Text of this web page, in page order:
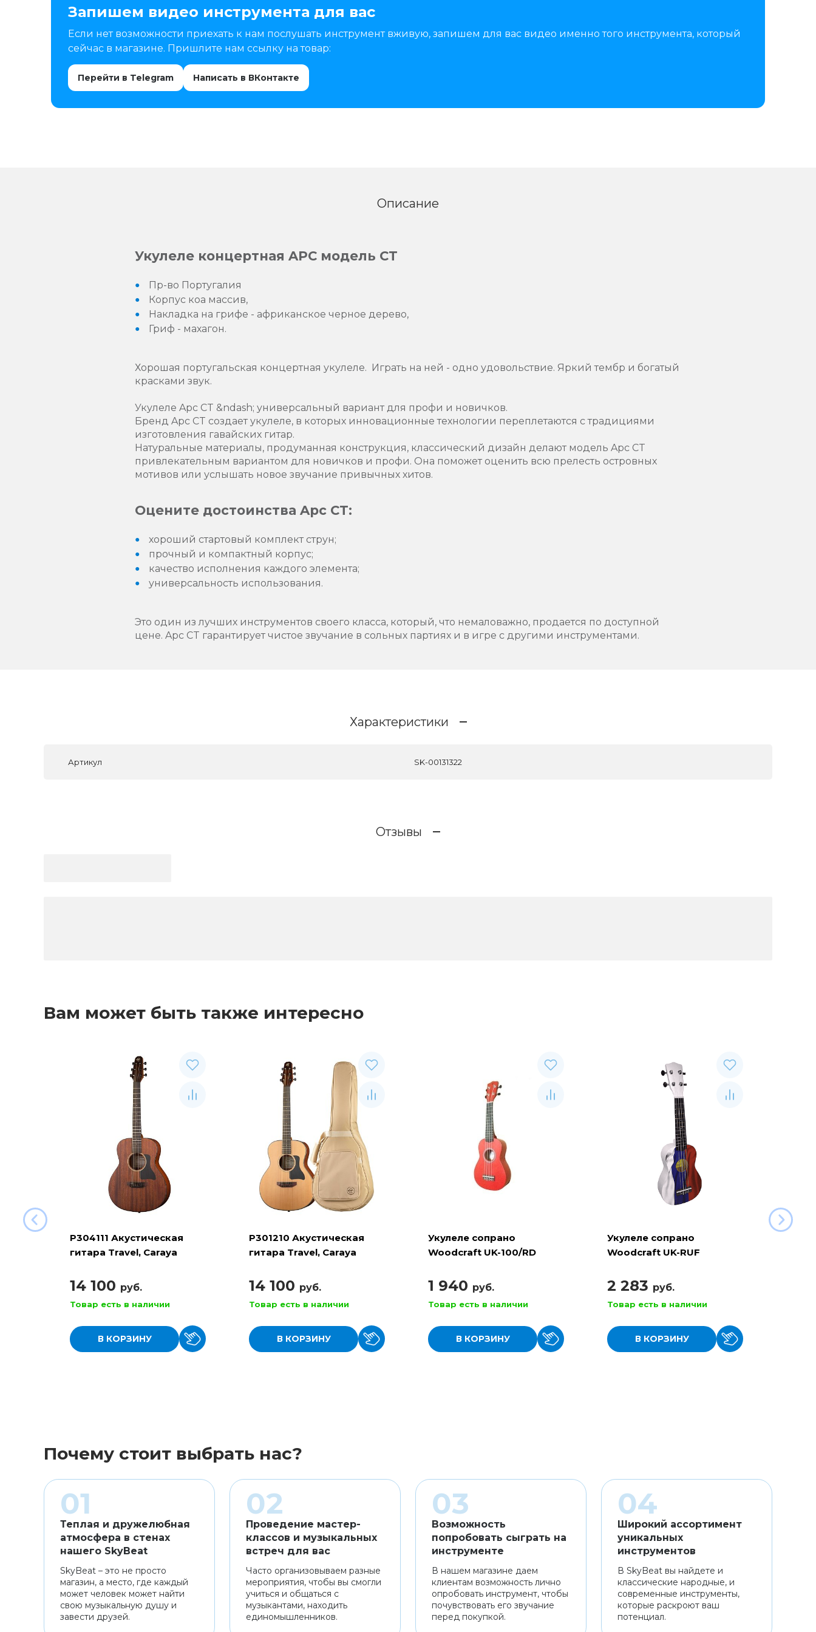
Запишем видео инструмента для вас
Если нет возможности приехать к нам послушать инструмент вживую, запишем для вас видео именно того инструмента, который
сейчас в магазине. Пришлите нам ссылку на товар:
Перейти в Telegram Написать в ВКонтакте
Описание
Укулеле концертная APC модель CT
Пр-во Португалия
Корпус коа массив,
Накладка на грифе - африканское черное дерево,
Гриф - махагон.
Хорошая португальская концертная укулеле. Играть на ней - одно удовольствие. Яркий тембр и богатый
красками звук.
Укулеле Apc CT &ndash; универсальный вариант для профи и новичков.
Бренд Apc CT создает укулеле, в которых инновационные технологии переплетаются с традициями
изготовления гавайских гитар.
Натуральные материалы, продуманная конструкция, классический дизайн делают модель Apc CT
привлекательным вариантом для новичков и профи. Она поможет оценить всю прелесть островных
мотивов или услышать новое звучание привычных хитов.
Оцените достоинства Apc CT:
хороший стартовый комплект струн;
прочный и компактный корпус;
качество исполнения каждого элемента;
универсальность использования.
Это один из лучших инструментов своего класса, который, что немаловажно, продается по доступной
цене. Apc CT гарантирует чистое звучание в сольных партиях и в игре с другими инструментами.
Характеристики
Артикул SK-00131322
Отзывы
Вам может быть также интересно
P304111 Акустическая
гитара Travel, Caraya
14 100 руб.
Товар есть в наличии
В КОРЗИНУ
P301210 Акустическая
гитара Travel, Caraya
14 100 руб.
Товар есть в наличии
В КОРЗИНУ
Укулеле сопрано
Woodcraft UK-100/RD
1 940 руб.
Товар есть в наличии
В КОРЗИНУ
Укулеле сопрано
Woodcraft UK-RUF
2 283 руб.
Товар есть в наличии
В КОРЗИНУ
Почему стоит выбрать нас?
Теплая и дружелюбная
атмосфера в стенах
нашего SkyBeat
SkyBeat – это не просто
магазин, а место, где каждый
может человек может найти
свою музыкальную душу и
завести друзей.
Проведение мастер-
классов и музыкальных
встреч для вас
Часто организовываем разные
мероприятия, чтобы вы смогли
учиться и общаться с
музыкантами, находить
единомышленников.
Возможность
попробовать сыграть на
инструменте
В нашем магазине даем
клиентам возможность лично
опробовать инструмент, чтобы
почувствовать его звучание
перед покупкой.
Широкий ассортимент
уникальных
инструментов
В SkyBeat вы найдете и
классические народные, и
современные инструменты,
которые раскроют ваш
потенциал.